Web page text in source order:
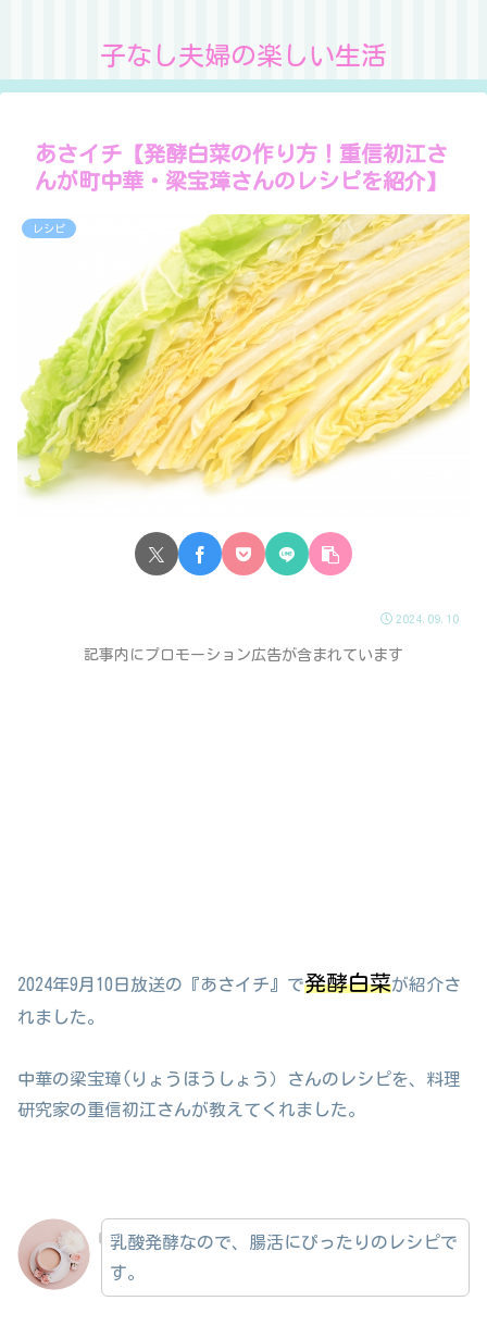
子なし夫婦の楽しい生活
あさイチ【発酵白菜の作り方！重信初江さ
んが町中華・梁宝璋さんのレシピを紹介】
レシピ
2024.09.10
記事内にプロモーション広告が含まれています
2024年9月10日放送の『あさイチ』で発酵白菜が紹介さ
れました。
中華の梁宝璋(りょうほうしょう）さんのレシピを、料理
研究家の重信初江さんが教えてくれました。
乳酸発酵なので、腸活にぴったりのレシピで
す。